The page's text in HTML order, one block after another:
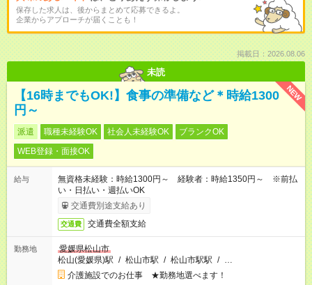
保存した求人は、後からまとめて応募できるよ。
企業からアプローチが届くことも！
掲載日：2026.08.06
未読
NEW
【16時までもOK!】食事の準備など＊時給1300
円～
派遣 職種未経験OK 社会人未経験OK
ブランクOK
WEB登録・面接OK
給与
無資格未経験：時給1300円～ 経験者：時給1350円～ ※前払
い・日払い・週払いOK
交通費別途支給あり
交通費 交通費全額支給
勤務地
愛媛県松山市
松山(愛媛県)駅 / 松山市駅 / 松山市駅駅 / …
介護施設でのお仕事 ★勤務地選べます！